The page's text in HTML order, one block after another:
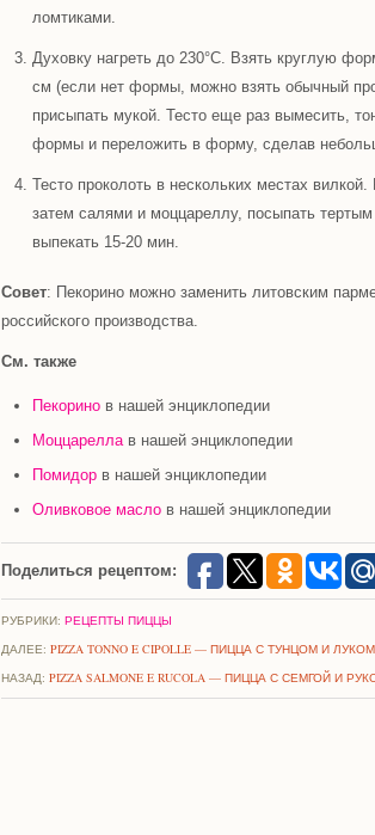
ломтиками.
Духовку нагреть до 230°С. Взять круглую
см (если нет формы, можно взять обычный
присыпать мукой. Тесто еще раз вымесить,
формы и переложить в форму, сделав
Тесто проколоть в нескольких местах
затем салями и моццареллу, посыпать
выпекать 15-20 мин.
Совет: Пекорино можно заменить литовским
российского производства.
См. также
Пекорино в нашей энциклопедии
Моццареллав нашей энциклопедии
Помидор в нашей энциклопедии
Оливковое масло в нашей энциклопедии
Поделиться рецептом:
РУБРИКИ: РЕЦЕПТЫ ПИЦЦЫ
ДАЛЕЕ: PIZZA TONNO E CIPOLLE — ПИЦЦА С ТУНЦОМ И ЛУКОМ
НАЗАД: PIZZA SALMONE E RUCOLA — ПИЦЦА С СЕМГОЙ И